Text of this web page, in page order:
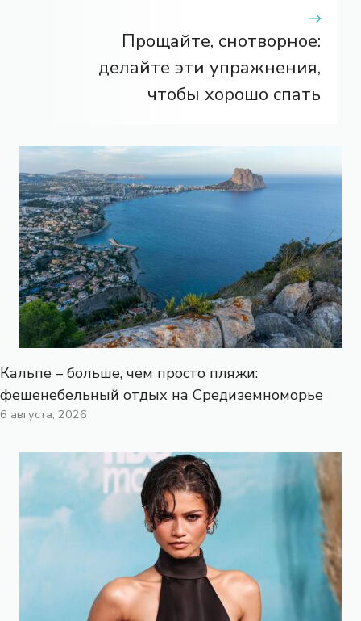
Прощайте, снотворное:
делайте эти упражнения,
чтобы хорошо спать
Кальпе – больше, чем просто пляжи:
фешенебельный отдых на Средиземноморье
6 августа, 2026